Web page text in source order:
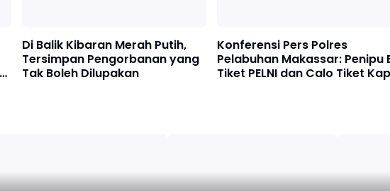
Di Balik Kibaran Merah Putih,
Tersimpan Pengorbanan yang
Tak Boleh Dilupakan
Konferensi Pers Polres
Pelabuhan Makassar: Penipu
Tiket PELNI dan Calo Tiket